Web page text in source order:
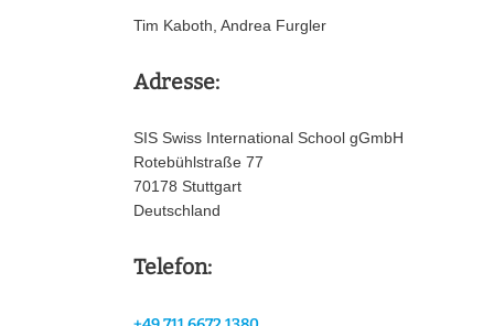
Tim Kaboth, Andrea Furgler
Adresse:
SIS Swiss International School gGmbH
Rotebühlstraße 77
70178 Stuttgart
Deutschland
Telefon: